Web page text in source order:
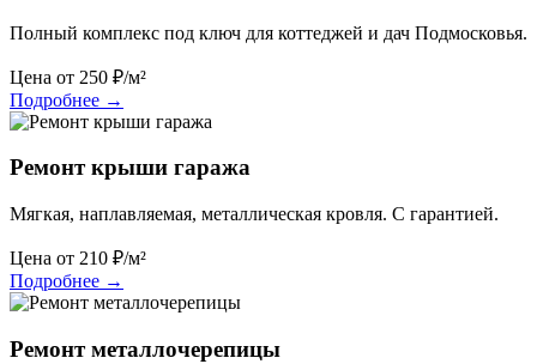
Полный комплекс под ключ для коттеджей и дач Подмосковья.
Цена от 250 ₽/м²
Подробнее →
Ремонт крыши гаража
Мягкая, наплавляемая, металлическая кровля. С гарантией.
Цена от 210 ₽/м²
Подробнее →
Ремонт металлочерепицы